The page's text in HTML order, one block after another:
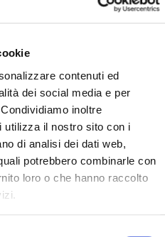
contenuti ed
dei social media e per
inoltre
utilizza il nostro sito con i
di analisi dei dati web,
potrebbero combinarle con
loro o che hanno raccolto
dei frati cappuccini di San